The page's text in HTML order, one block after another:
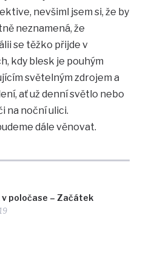
v poločase – Začátek
nevšiml jsem si, že by
neznamená, že
se těžko přijde v
kdy blesk je pouhým
světelným zdrojem a
ať už denní světlo nebo
na noční ulici.
dále věnovat.